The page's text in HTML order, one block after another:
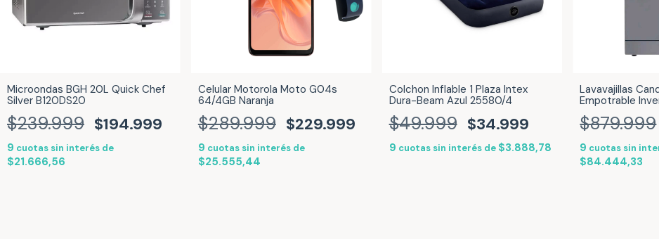
Microondas BGH 20L Quick Chef
Silver B120DS20
$239.999 $194.999
9 cuotas sin interés de
$21.666,56
Celular Motorola Moto G04s
64/4GB Naranja
$289.999 $229.999
9 cuotas sin interés de
$25.555,44
Colchon Inflable 1 Plaza Intex
Dura-Beam Azul 25580/4
$49.999 $34.999
9 cuotas sin interés de $3.888,78
Lavavajillas
Empotrable
$879.999
9 cuotas sin
$84.444,33